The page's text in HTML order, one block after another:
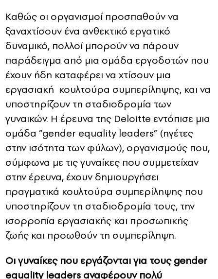
Καθώς οι οργανισμοί προσπαθούν να
ξαναχτίσουν ένα ανθεκτικό εργατικό
δυναμικό, πολλοί μπορούν να πάρουν
παράδειγμα από μια ομάδα εργοδοτών που
έχουν ήδη καταφέρει να χτίσουν μια
εργασιακή κουλτούρα συμπερίληψης, και να
υποστηρίζουν τη σταδιοδρομία των
γυναικών. Η έρευνα της Deloitte εντόπισε μια
ομάδα ”gender equality leaders” (ηγέτες
στην ισότητα των φύλων), οργανισμούς που,
σύμφωνα με τις γυναίκες που συμμετείχαν
στην έρευνα, έχουν δημιουργήσει
πραγματικά κουλτούρα συμπερίληψης που
υποστηρίζουν τη σταδιοδρομία τους, την
ισορροπία εργασιακής και προσωπικής
ζωής και προωθούν τη συμπερίληψη.
Οι γυναίκες που εργάζονται για τους gender
equality leaders αναφέρουν πολύ